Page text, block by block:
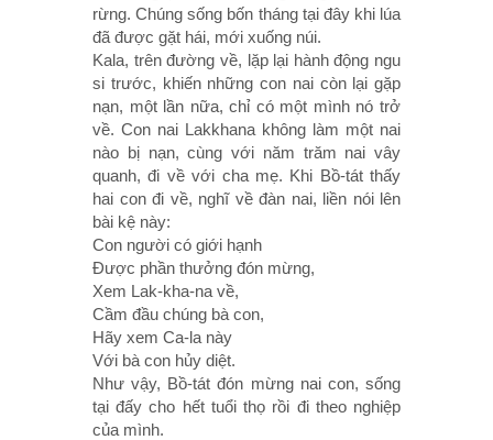
rừng. Chúng sống bốn tháng tại đây khi lúa
đã được gặt hái, mới xuống núi.
Kala, trên đường về, lặp lại hành động ngu
si trước, khiến những con nai còn lại gặp
nạn, một lần nữa, chỉ có một mình nó trở
về. Con nai Lakkhana không làm một nai
nào bị nạn, cùng với năm trăm nai vây
quanh, đi về với cha mẹ. Khi Bồ-tát thấy
hai con đi về, nghĩ về đàn nai, liền nói lên
bài kệ này:
Con người có giới hạnh
Ðược phần thưởng đón mừng,
Xem Lak-kha-na về,
Cầm đầu chúng bà con,
Hãy xem Ca-la này
Với bà con hủy diệt.
Như vậy, Bồ-tát đón mừng nai con, sống
tại đấy cho hết tuổi thọ rồi đi theo nghiệp
của mình.